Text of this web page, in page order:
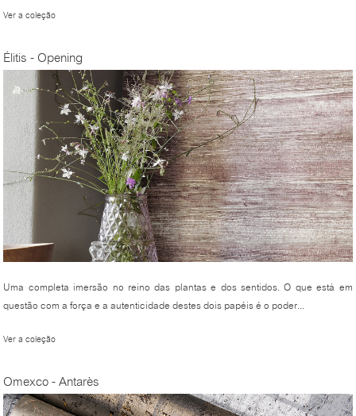
Ver a coleção
Élitis - Opening
Uma completa imersão no reino das plantas e dos sentidos. O que está em
questão com a força e a autenticidade destes dois papéis é o poder...
Ver a coleção
Omexco - Antarès